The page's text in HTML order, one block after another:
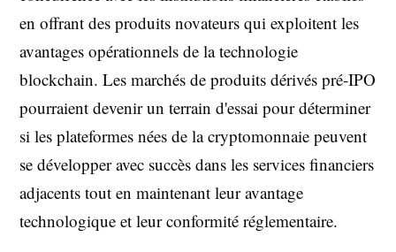
en offrant des produits novateurs qui exploitent les
avantages opérationnels de la technologie
blockchain. Les marchés de produits dérivés pré-IPO
pourraient devenir un terrain d'essai pour déterminer
si les plateformes nées de la cryptomonnaie peuvent
se développer avec succès dans les services financiers
adjacents tout en maintenant leur avantage
technologique et leur conformité réglementaire.